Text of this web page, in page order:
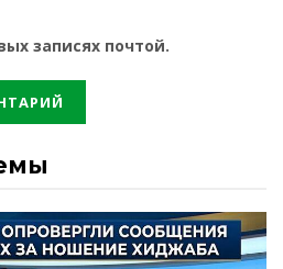
записях почтой.